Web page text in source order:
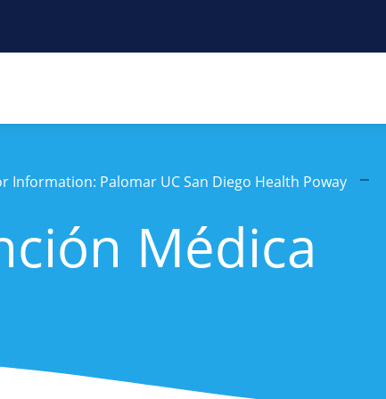
Information: Palomar UC San Diego Health Poway
Médica